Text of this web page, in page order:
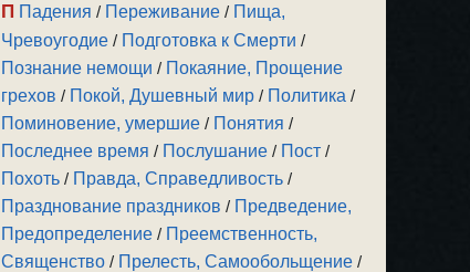
П Падения / Переживание / Пища,
Чревоугодие / Подготовка к Смерти /
Познание немощи / Покаяние, Прощение
грехов / Покой, Душевный мир / Политика /
Поминовение, умершие / Понятия /
Последнее время / Послушание / Пост /
Похоть / Правда, Справедливость /
Празднование праздников / Предведение,
Предопределение / Преемственность,
Священство / Прелесть, Самообольщение /